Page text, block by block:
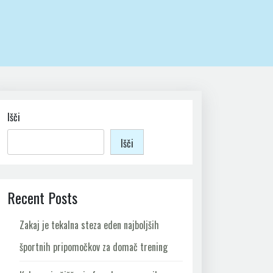
Išči
Išči
Recent Posts
Zakaj je tekalna steza eden najboljših
športnih pripomočkov za domač trening